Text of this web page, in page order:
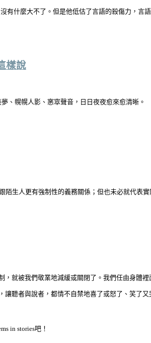
什麼大不了。但是他低估了言語的殺傷力，言
樣說
、幌幌人影、窸窣聲音，日日夜夜愈來愈清晰。
生人更有強制性的義務關係；但也未必就代表
就被我們敬業地減緩或關閉了。我們任由身體
聽者與說者，都情不自禁地喜了或怒了、笑了又
in stories吧！